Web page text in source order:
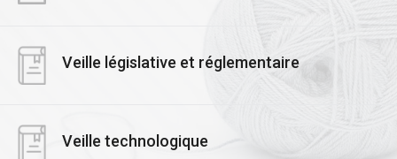
Veille législative et réglementaire
Veille technologique